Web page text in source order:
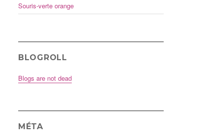
Souris-verte orange
BLOGROLL
Blogs are not dead
MÉTA